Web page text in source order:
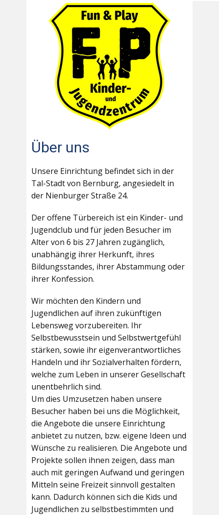
Über uns
Unsere Einrichtung befindet sich in der
Tal-Stadt von Bernburg, angesiedelt in
der Nienburger Straße 24.
Der offene Türbereich ist ein Kinder- und
Jugendclub und für jeden Besucher im
Alter von 6 bis 27 Jahren zugänglich,
unabhängig ihrer Herkunft, ihres
Bildungsstandes, ihrer Abstammung oder
ihrer Konfession.
Wir möchten den Kindern und
Jugendlichen auf ihren zukünftigen
Lebensweg vorzubereiten. Ihr
Selbstbewusstsein und Selbstwertgefühl
stärken, sowie ihr eigenverantwortliches
Handeln und ihr Sozialverhalten fördern,
welche zum Leben in unserer Gesellschaft
unentbehrlich sind.
Um dies Umzusetzen haben unsere
Besucher haben bei uns die Möglichkeit,
die Angebote die unsere Einrichtung
anbietet zu nutzen, bzw. eigene Ideen und
Wünsche zu realisieren. Die Angebote und
Projekte sollen ihnen zeigen, dass man
auch mit geringen Aufwand und geringen
Mitteln seine Freizeit sinnvoll gestalten
kann. Dadurch können sich die Kids und
Jugendlichen zu selbstbestimmten und